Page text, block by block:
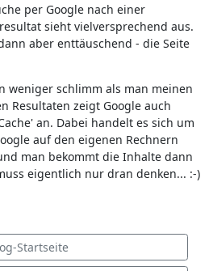
per Google nach einer
sieht vielversprechend aus.
aber enttäuschend - die Seite
weniger schlimm als man meinen
Resultaten zeigt Google auch
an. Dabei handelt es sich um
auf den eigenen Rechnern
man bekommt die Inhalte dann
eigentlich nur dran denken... :-)
Startseite